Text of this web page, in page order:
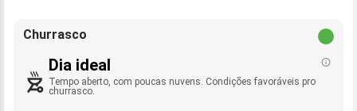
Churrasco
Dia ideal
Tempo aberto, com poucas nuvens. Condições favoráveis pro
churrasco.